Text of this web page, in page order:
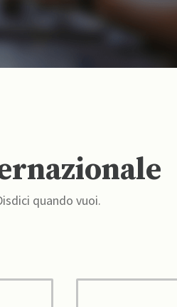
quando vuoi.